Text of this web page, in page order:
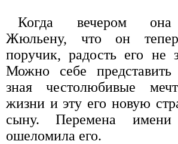
Когда вечером она
Жюльену, что он
поручик, радость его не
Можно себе представить
зная честолюбивые
жизни и эту его новую
сыну. Перемена имени
ошеломила его.